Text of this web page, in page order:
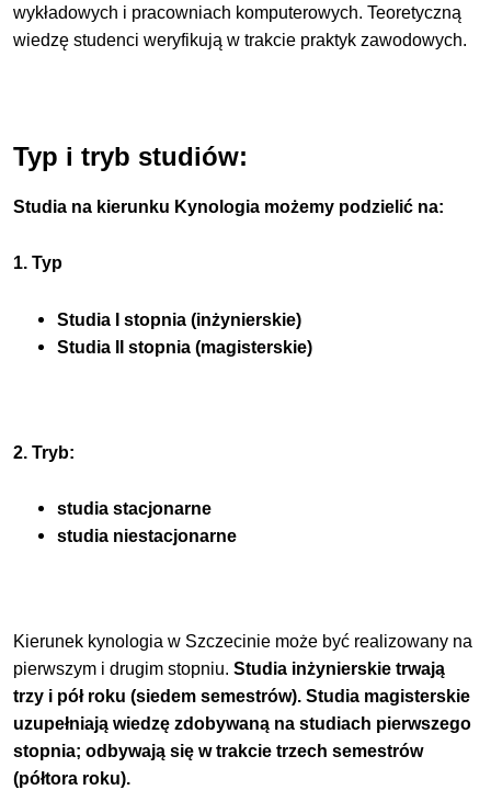
wykładowych i pracowniach komputerowych. Teoretyczną
wiedzę studenci weryfikują w trakcie praktyk zawodowych.
Typ i tryb studiów:
Studia na kierunku Kynologia możemy podzielić na:
1. Typ
Studia I stopnia (inżynierskie)
Studia II stopnia (magisterskie)
2. Tryb:
studia stacjonarne
studia niestacjonarne
Kierunek kynologia w Szczecinie może być realizowany na
pierwszym i drugim stopniu.Studia inżynierskie trwają
trzy i pół roku (siedem semestrów). Studia magisterskie
uzupełniają wiedzę zdobywaną na studiach pierwszego
stopnia; odbywają się w trakcie trzech semestrów
(półtora roku).